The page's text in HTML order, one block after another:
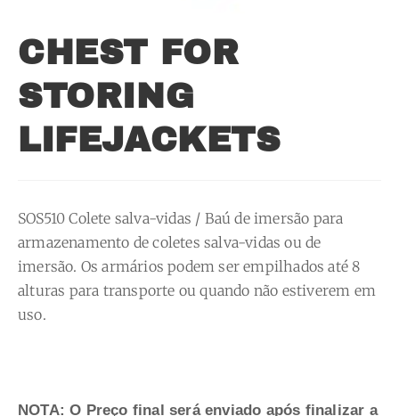
CHEST FOR
STORING
LIFEJACKETS
SOS510 Colete salva-vidas / Baú de imersão para
armazenamento de coletes salva-vidas ou de
imersão. Os armários podem ser empilhados até 8
alturas para transporte ou quando não estiverem em
uso.
NOTA: O Preço final será enviado após finalizar a